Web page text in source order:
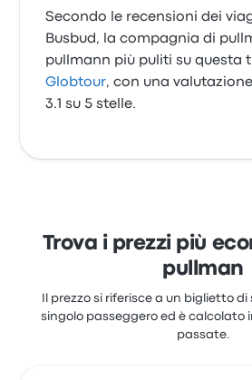
Secondo le recensioni dei
Busbud, la compagnia di
pullmann più puliti su questa
Globtour, con una
3.1 su 5 stelle.
Trova i prezzi più
pullman
Il prezzo si riferisce a un biglietto
singolo passeggero ed è calcolato
passate.